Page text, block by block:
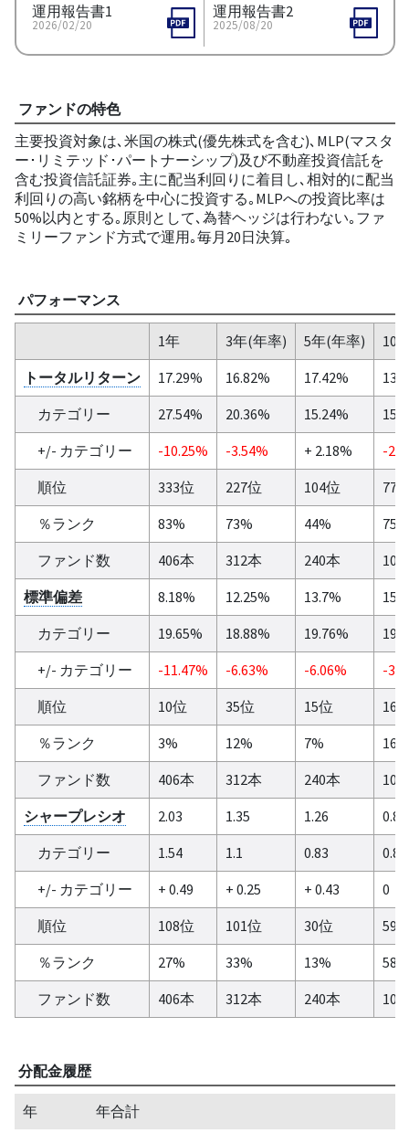
運用報告書1
2026/02/20
運用報告書2
2025/08/20
ファンドの特色
主要投資対象は､米国の株式(優先株式を含む)､MLP(マスタ
ー･リミテッド･パートナーシップ)及び不動産投資信託を
含む投資信託証券｡主に配当利回りに着目し､相対的に配当
利回りの高い銘柄を中心に投資する｡MLPへの投資比率は
50%以内とする｡原則として､為替ヘッジは行わない｡ファ
ミリーファンド方式で運用｡毎月20日決算｡
パフォーマンス
1年 3年(年率) 5年(年率)
10
トータルリターン
17.29% 16.82% 17.42%
カテゴリー
27.54% 20.36% 15.24%
+/- カテゴリー
-10.25% -3.54% + 2.18%
-
順位
333位 227位 104位
77
％ランク
83% 73% 44%
75%
ファンド数
406本 312本 240本
103
標準偏差
8.18% 12.25% 13.7%
カテゴリー
19.65% 18.88% 19.76%
+/- カテゴリー
-11.47% -6.63% -6.06%
-
順位
10位 35位 15位
16
％ランク
3% 12% 7%
16%
ファンド数
406本 312本 240本
103
シャープレシオ
2.03 1.35 1.26
0.84
カテゴリー
1.54 1.1 0.83
0.84
+/- カテゴリー
+ 0.49 + 0.25 + 0.43
0
順位
108位 101位 30位
59
％ランク
27% 33% 13%
58%
ファンド数
406本 312本 240本 103
分配金履歴
年
年合計